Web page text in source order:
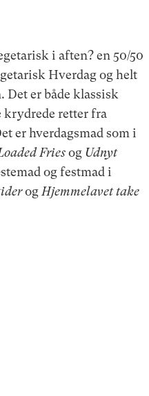
i aften? en 50/50
Hverdag og helt
er både klassisk
krydrede retter fra
er hverdagsmad som i
Friesog Udnyt
og festmad i
ogHjemmelavet take